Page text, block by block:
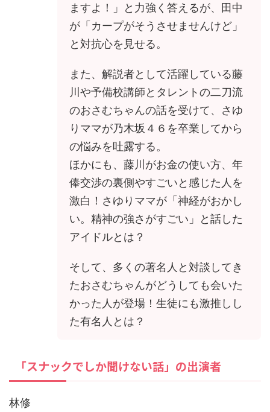
ますよ！」と力強く答えるが、田中
が「カープがそうさせませんけど」
と対抗心を見せる。
また、解説者として活躍している藤
川や予備校講師とタレントの二刀流
のおさむちゃんの話を受けて、さゆ
りママが乃木坂４６を卒業してから
の悩みを吐露する。
ほかにも、藤川がお金の使い方、年
俸交渉の裏側やすごいと感じた人を
激白！さゆりママが「神経がおかし
い。精神の強さがすごい」と話した
アイドルとは？
そして、多くの著名人と対談してき
たおさむちゃんがどうしても会いた
かった人が登場！生徒にも激推しし
た有名人とは？
「スナックでしか聞けない話」の出演者
林修